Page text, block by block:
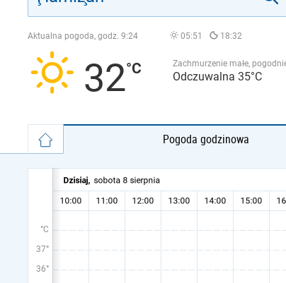
Aktualna pogoda, godz. 9:24 05:51 18:32
32 Zachmurzenie małe,
Odczuwalna 35°C
Pogoda godzinowa
°C
37°
36°